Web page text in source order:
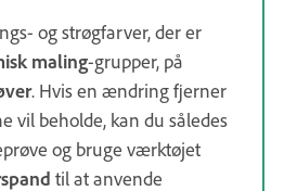
og strøgfarver, der er
maling-grupper, på
. Hvis en ændring fjerner
vil beholde, kan du således
og bruge værktøjet
til at anvende